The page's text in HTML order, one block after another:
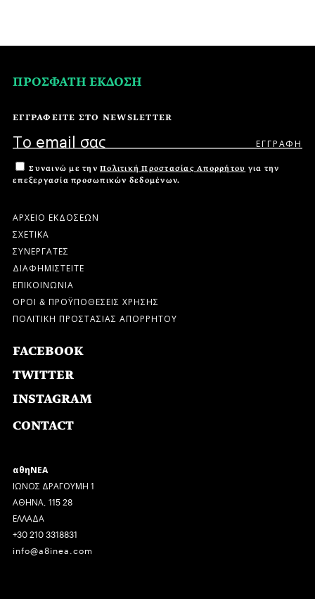
ΠΡΟΣΦΑΤΗ ΕΚΔΟΣΗ
ΕΓΓΡΑΦΕΙΤΕ ΣΤΟ NEWSLETTER
Συναινώ με την Πολιτική Προστασίας Απορρήτου για την
επεξεργασία προσωπικών δεδομένων.
ΑΡΧΕΙΟ ΕΚΔΟΣΕΩΝ
ΣΧΕΤΙΚΑ
ΣΥΝΕΡΓΑΤΕΣ
ΔΙΑΦΗΜΙΣΤΕΙΤΕ
ΕΠΙΚΟΙΝΩΝΙΑ
ΟΡΟΙ & ΠΡΟΫΠΟΘΕΣΕΙΣ ΧΡΗΣΗΣ
ΠΟΛΙΤΙΚΗ ΠΡΟΣΤΑΣΙΑΣ ΑΠΟΡΡΗΤΟΥ
FACEBOOK
TWITTER
INSTAGRAM
CONTACT
αθηΝΕΑ
ΙΩΝΟΣ ΔΡΑΓΟΥΜΗ 1
ΑΘΗΝΑ, 115 28
ΕΛΛΑΔΑ
+30 210 3318831
info@a8inea.com